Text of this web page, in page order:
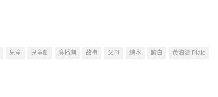
兒童 兒童劇 廣播劇 故事 父母 繪本 讀白 黃泊濤 Plato